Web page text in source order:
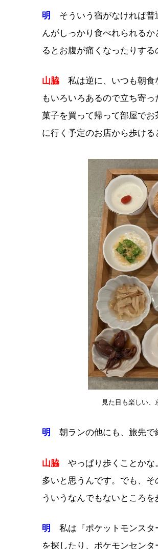
明 そういう宿がなければ普
んがしっかり食べれられる
るとお腹が痛くなったりす
山脇 私は逆に、いつも朝食
もいろいろあるので立ち寄
菓子を買って帰って部屋で
に行く予定のお店から歩ける
見た目も楽しい
明 朝ランの他にも、旅先で
山脇 やっぱり歩くことかな
多いと思うんです。でも、
ういうなんでもないところ
明 私は『ポケットモンスタ
を探したり、ポケモンセン